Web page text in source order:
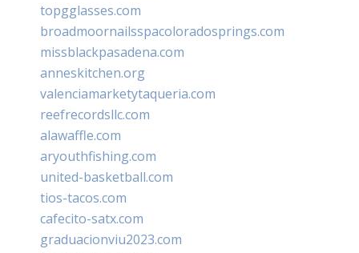
topgglasses.com
broadmoornailsspacoloradosprings.com
missblackpasadena.com
anneskitchen.org
valenciamarketytaqueria.com
reefrecordsllc.com
alawaffle.com
aryouthfishing.com
united-basketball.com
tios-tacos.com
cafecito-satx.com
graduacionviu2023.com